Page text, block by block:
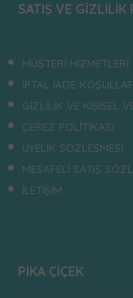
SATIŞ VE GİZLİLİK
MÜŞTERİ HİZMETLERİ
İPTAL İADE
GİZLİLİK VE KİŞİSEL
ÇEREZ POLİTİKASI
ÜYELİK SÖZLEŞMESİ
MESAFELİ SATIŞ
İLETİŞİM
PİKA ÇİÇEK